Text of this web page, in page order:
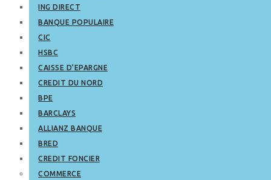
ING DIRECT
BANQUE POPULAIRE
CIC
HSBC
CAISSE D’EPARGNE
CREDIT DU NORD
BPE
BARCLAYS
ALLIANZ BANQUE
BRED
CREDIT FONCIER
COMMERCE